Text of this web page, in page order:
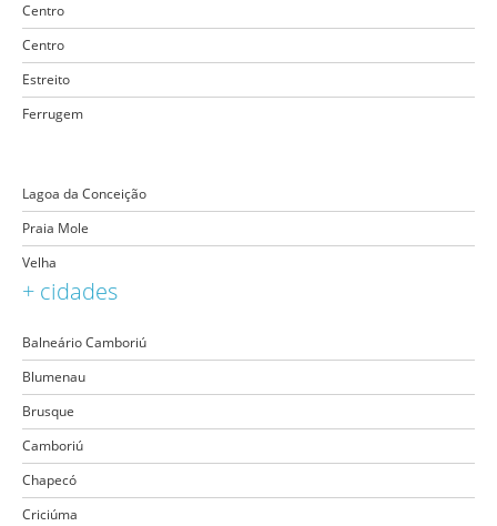
Centro
Centro
Estreito
Ferrugem
Lagoa da Conceição
Praia Mole
Velha
+ cidades
Balneário Camboriú
Blumenau
Brusque
Camboriú
Chapecó
Criciúma